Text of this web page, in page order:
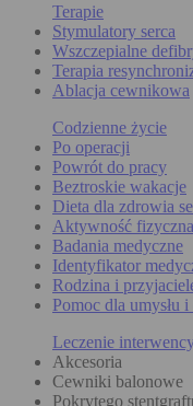
Terapie
Stymulatory serca
Wszczepialne
Terapia
Ablacja cewnikowa
Codzienne życie
Po operacji
Powrót do pracy
Beztroskie wakacje
Dieta dla zdrowia
Aktywność
Badania medyczne
Identyfikator
Rodzina i
Pomoc dla umysłu i
Leczenie
Akcesoria
Cewniki balonowe
Pokrytego